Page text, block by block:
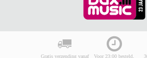
Gratis verzending vanaf
Voor 23:00 besteld,